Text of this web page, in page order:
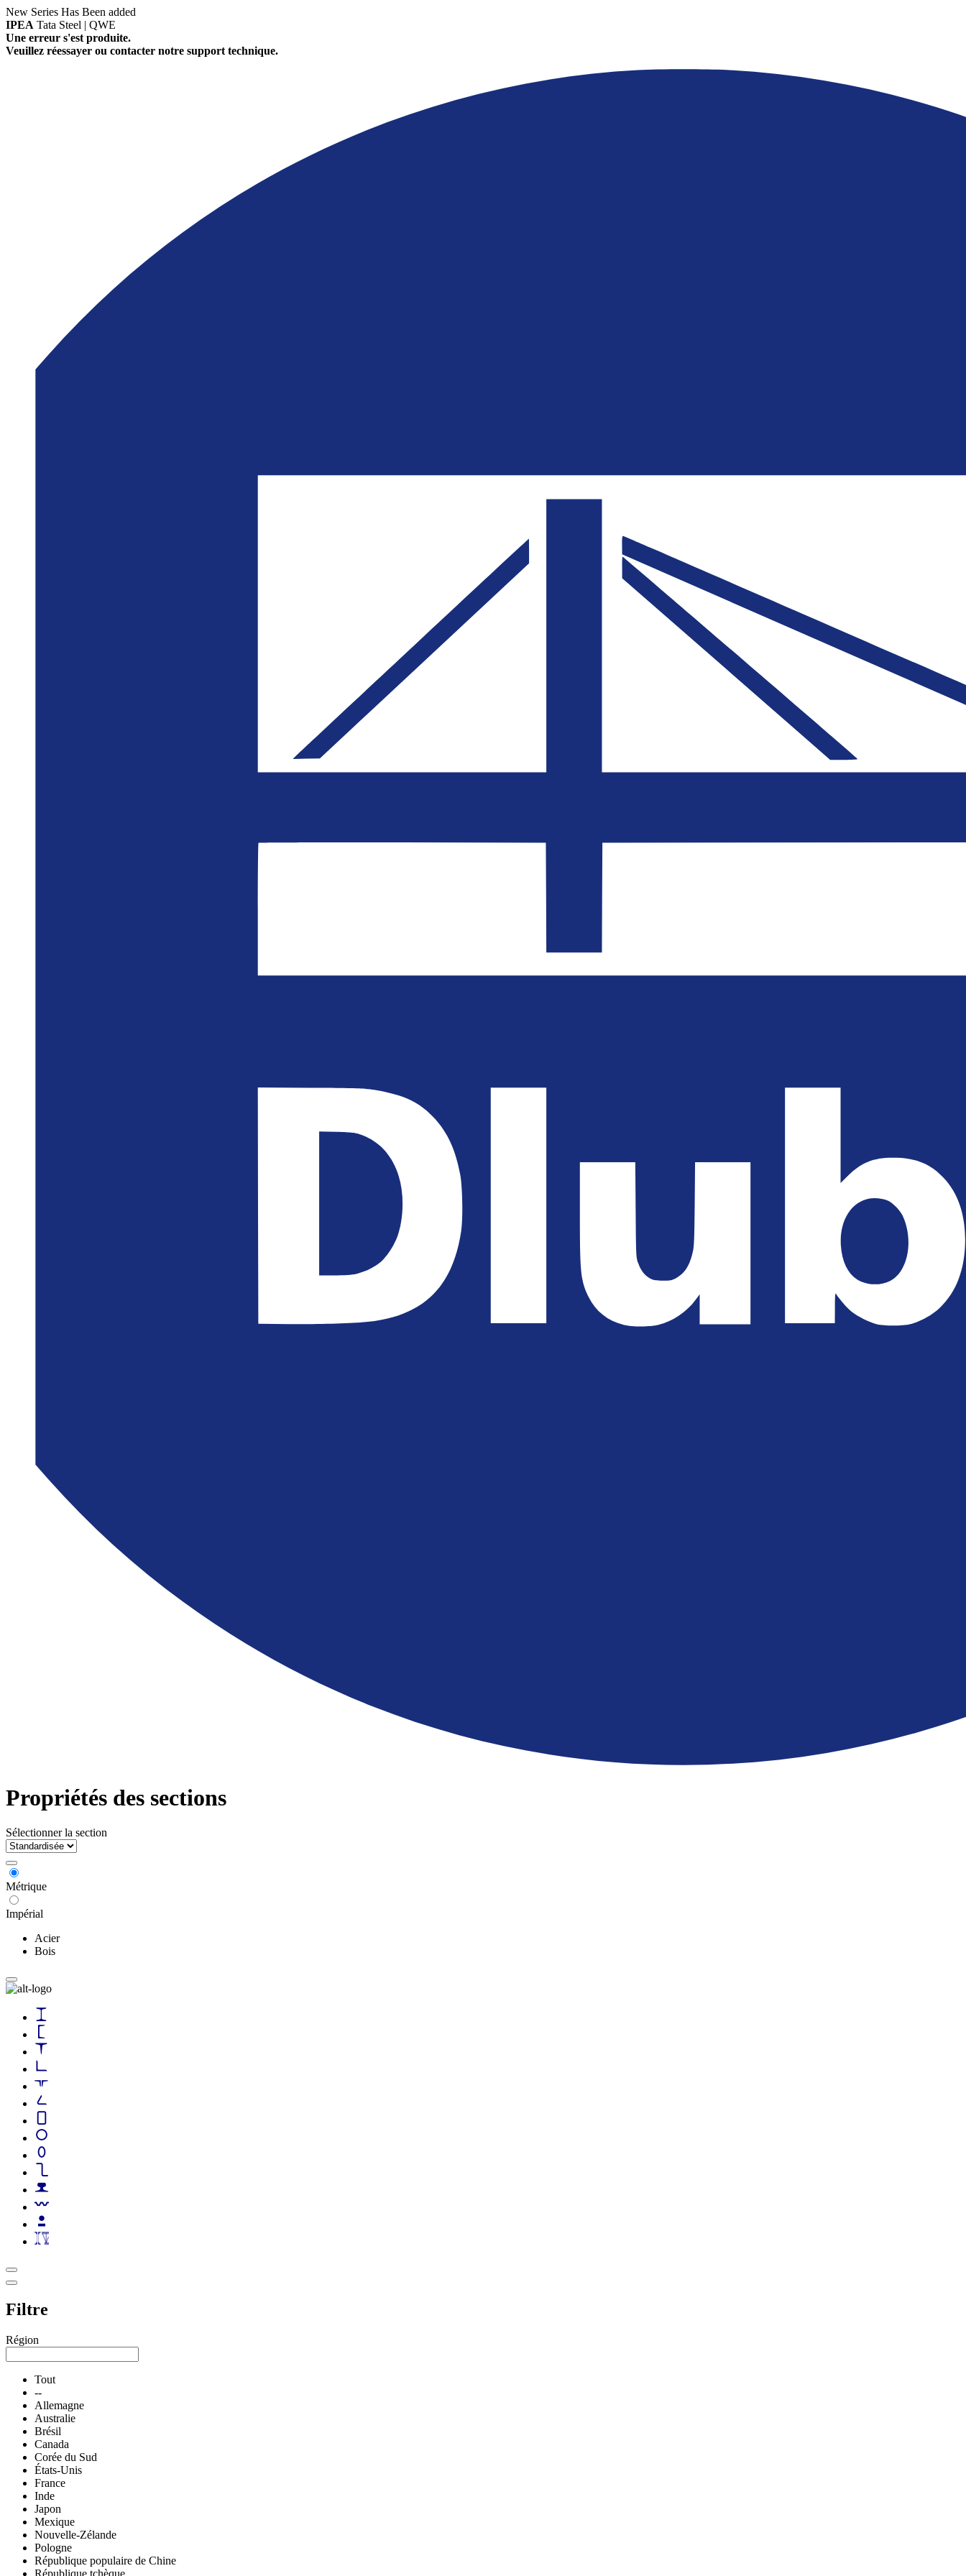
New Series Has Been added
IPEA Tata Steel | QWE
Une erreur s'est produite.
Veuillez réessayer ou contacter notre support technique.
Propriétés des sections
Sélectionner la section
Métrique
Impérial
Acier
Bois
Filtre
Région
Tout
--
Allemagne
Australie
Brésil
Canada
Corée du Sud
États-Unis
France
Inde
Japon
Mexique
Nouvelle-Zélande
Pologne
République populaire de Chine
République tchèque